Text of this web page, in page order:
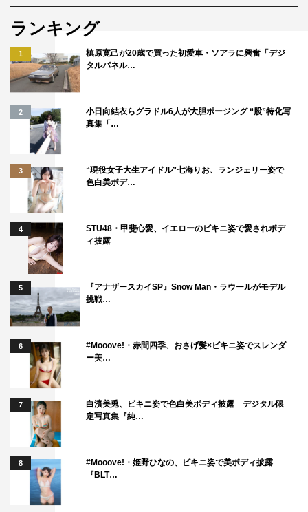
ランキング
1
槙原寛己が20歳で買った初愛車・ソアラに興奮「デジ
タルパネル…
2
小日向結衣らグラドル6人が大胆ポージング “股”特化写
真集「…
3
“現役女子大生アイドル”七海りお、ランジェリー姿で
色白美ボデ…
4
STU48・甲斐心愛、イエローのビキニ姿で愛されボデ
ィ披露
5
『アナザースカイSP』Snow Man・ラウールがモデル
挑戦…
6
#Mooove!・赤間四季、おさげ髪×ビキニ姿でスレンダ
ー美…
7
白濱美兎、ビキニ姿で色白美ボディ披露 デジタル限
定写真集『純…
8
#Mooove!・姫野ひなの、ビキニ姿で美ボディ披露
『BLT…